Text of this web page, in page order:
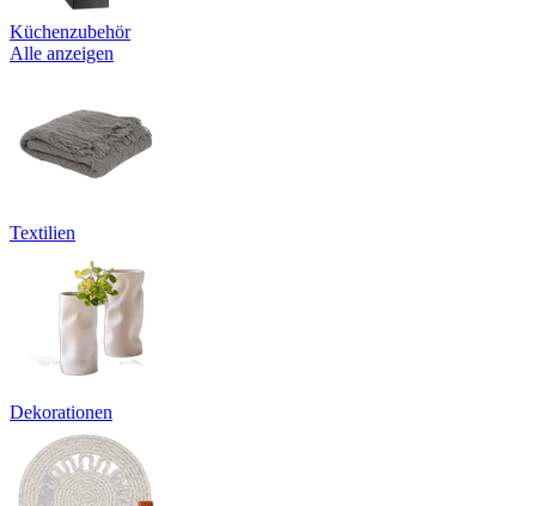
Küchenzubehör
Alle anzeigen
Textilien
Dekorationen